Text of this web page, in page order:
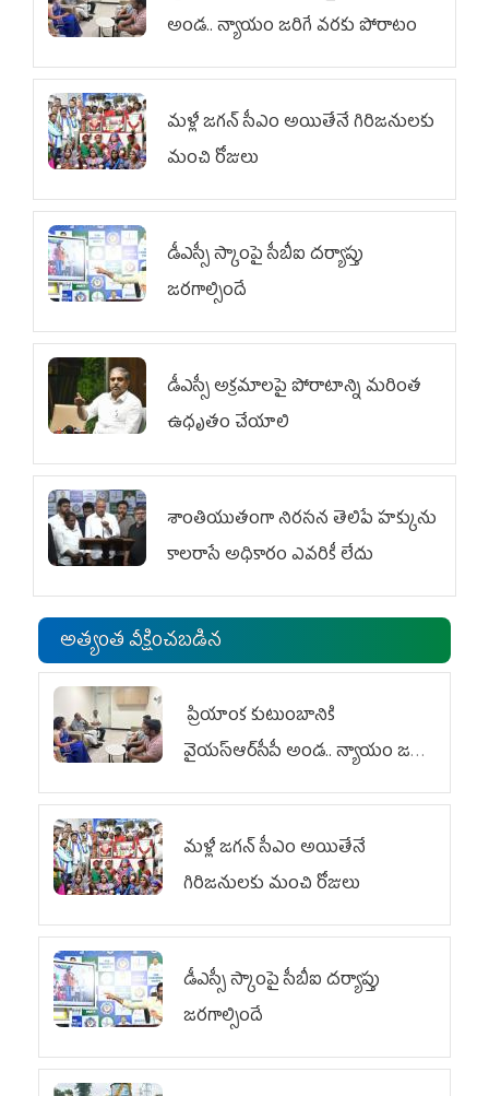
అండ.. న్యాయం జరిగే వరకు పోరాటం
మళ్లీ జగన్ సీఎం అయితేనే గిరిజనులకు
మంచి రోజులు
డీఎస్సీ స్కాంపై సీబీఐ దర్యాప్తు
జరగాల్సిందే
డీఎస్సీ అక్రమాలపై పోరాటాన్ని మరింత
ఉధృతం చేయాలి
శాంతియుతంగా నిరసన తెలిపే హక్కును
కాలరాసే అధికారం ఎవరికీ లేదు
అత్యంత వీక్షించబడిన
ప్రియాంక కుటుంబానికి
వైయ‌స్ఆర్‌సీపీ అండ.. న్యాయం జరిగే
వరకు పోరాటం
మళ్లీ జగన్ సీఎం అయితేనే
గిరిజనులకు మంచి రోజులు
డీఎస్సీ స్కాంపై సీబీఐ దర్యాప్తు
జరగాల్సిందే